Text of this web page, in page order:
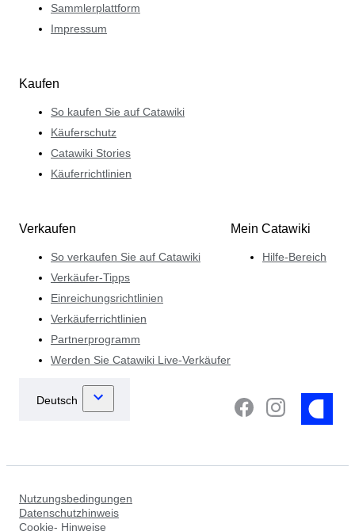
Sammlerplattform
Impressum
Kaufen
So kaufen Sie auf Catawiki
Käuferschutz
Catawiki Stories
Käuferrichtlinien
Verkaufen
So verkaufen Sie auf Catawiki
Verkäufer-Tipps
Einreichungsrichtlinien
Verkäuferrichtlinien
Partnerprogramm
Werden Sie Catawiki Live-Verkäufer
Mein Catawiki
Hilfe-Bereich
Nutzungsbedingungen
Datenschutzhinweis
Cookie- Hinweise